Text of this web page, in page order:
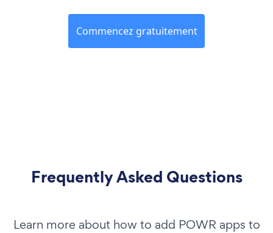
Commencez gratuitement
Frequently Asked Questions
Learn more about how to add POWR apps to